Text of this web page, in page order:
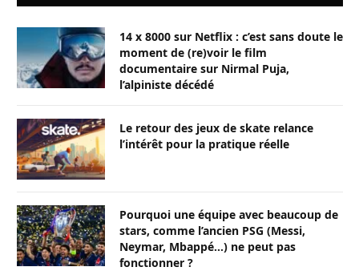
14 x 8000 sur Netflix : c’est sans doute le
moment de (re)voir le film
documentaire sur Nirmal Puja,
l’alpiniste décédé
Le retour des jeux de skate relance
l’intérêt pour la pratique réelle
Pourquoi une équipe avec beaucoup de
stars, comme l’ancien PSG (Messi,
Neymar, Mbappé…) ne peut pas
fonctionner ?